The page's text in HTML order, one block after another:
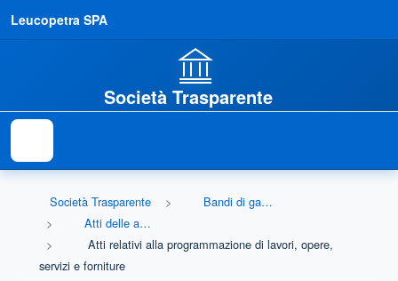
Leucopetra SPA
Società Trasparente
Società Trasparente
Bandi di gara e contratti
Atti delle amministrazioni aggiudicatrici e degli enti aggiudicatori distintamente per ogni procedura
Atti relativi alla programmazione di lavori, opere,
servizi e forniture